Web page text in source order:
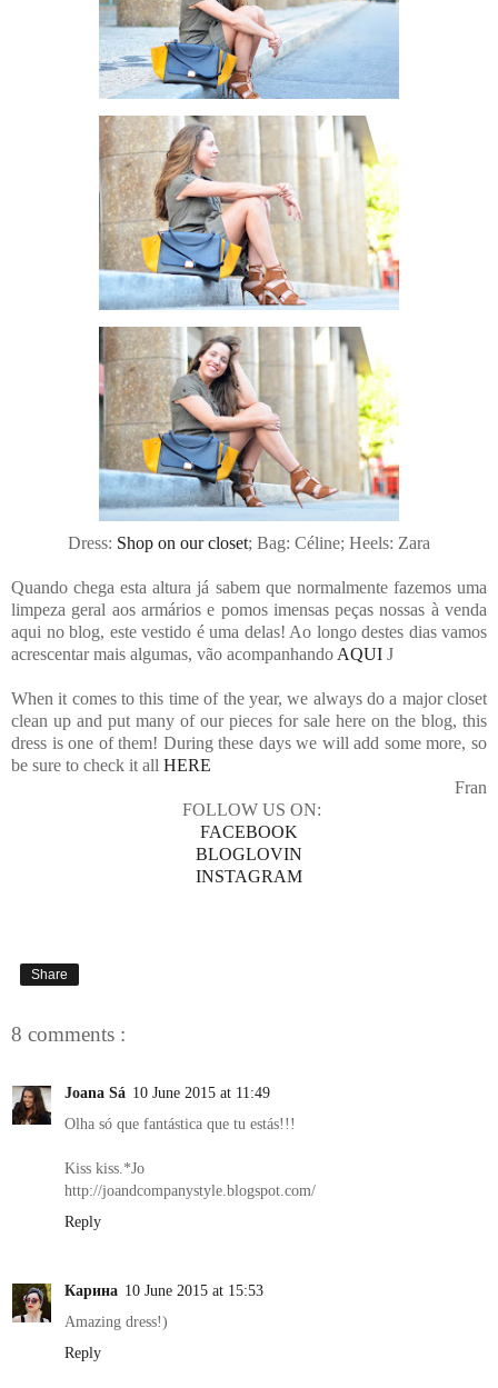
Dress: Shop on our closet; Bag: Céline; Heels: Zara
Quando chega esta altura já sabem que normalmente fazemos uma
limpeza geral aos armários e pomos imensas peças nossas à venda
aqui no blog, este vestido é uma delas! Ao longo destes dias vamos
acrescentar mais algumas, vão acompanhando AQUI J
When it comes to this time of the year, we always do a major closet
clean up and put many of our pieces for sale here on the blog, this
dress is one of them! During these days we will add some more, so
be sure to check it all HERE
Fran
FOLLOW US ON:
FACEBOOK
BLOGLOVIN
INSTAGRAM
Share
8 comments :
Joana Sá 10 June 2015 at 11:49
Olha só que fantástica que tu estás!!!
Kiss kiss.*Jo
http://joandcompanystyle.blogspot.com/
Reply
Карина 10 June 2015 at 15:53
Amazing dress!)
Reply